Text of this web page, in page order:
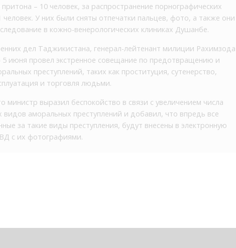
– 10 человек, за распространение порнографических
человек. У них были сняты отпечатки пальцев, фото, а также они
в кожно-венерологических клиниках Душанбе.
дел Таджикистана, генерал-лейтенант милиции Рахимзода
5 июня провел экстренное совещание по предотвращению и
преступлений, таких как проституция, сутенерство,
и торговля людьми.
министр выразил беспокойство в связи с увеличением числа
видов аморальных преступлений и добавил, что впредь все
за такие виды преступления, будут внесены в электронную
с их фотографиями.